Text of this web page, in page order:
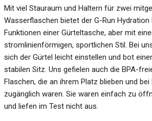
Mit viel Stauraum und Haltern für zwei
Wasserflaschen bietet der G-Run Hydration
Funktionen einer Gürteltasche, aber mit
stromlinienförmigen, sportlichen Stil. Bei
sich der Gürtel leicht einstellen und bot
stabilen Sitz. Uns gefielen auch die BPA-
Flaschen, die an ihrem Platz blieben und
zugänglich waren. Sie waren einfach zu
und liefen im Test nicht aus.